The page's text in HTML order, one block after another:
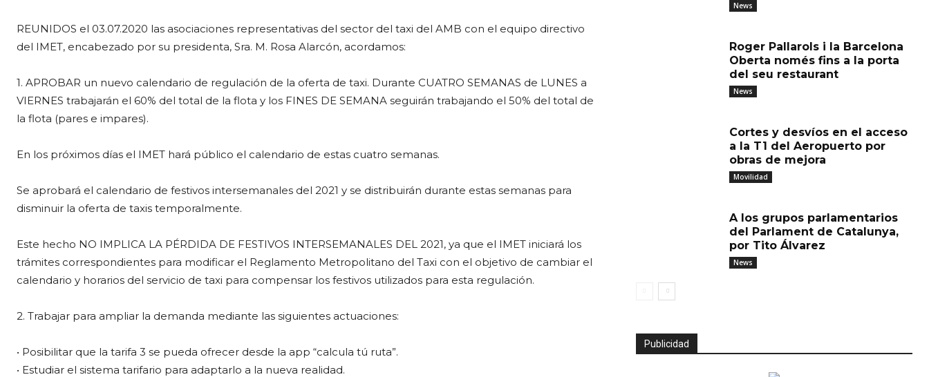
REUNIDOS el 03.07.2020 las asociaciones representativas del sector del taxi del AMB con el equipo directivo
del IMET, encabezado por su presidenta, Sra. M. Rosa Alarcón, acordamos:
1. APROBAR un nuevo calendario de regulación de la oferta de taxi. Durante CUATRO SEMANAS de LUNES a
VIERNES trabajarán el 60% del total de la flota y los FINES DE SEMANA seguirán trabajando el 50% del total de
la flota (pares e impares).
En los próximos días el IMET hará público el calendario de estas cuatro semanas.
Se aprobará el calendario de festivos intersemanales del 2021 y se distribuirán durante estas semanas para
disminuir la oferta de taxis temporalmente.
Este hecho NO IMPLICA LA PÉRDIDA DE FESTIVOS INTERSEMANALES DEL 2021, ya que el IMET iniciará los
trámites correspondientes para modificar el Reglamento Metropolitano del Taxi con el objetivo de cambiar el
calendario y horarios del servicio de taxi para compensar los festivos utilizados para esta regulación.
2. Trabajar para ampliar la demanda mediante las siguientes actuaciones:
• Posibilitar que la tarifa 3 se pueda ofrecer desde la app “calcula tú ruta”.
• Estudiar el sistema tarifario para adaptarlo a la nueva realidad.
News
Roger Pallarols i la Barcelona
Oberta només fins a la porta
del seu restaurant
News
Cortes y desvíos en el acceso
a la T1 del Aeropuerto por
obras de mejora
Movilidad
A los grupos parlamentarios
del Parlament de Catalunya,
por Tito Álvarez
News
Publicidad